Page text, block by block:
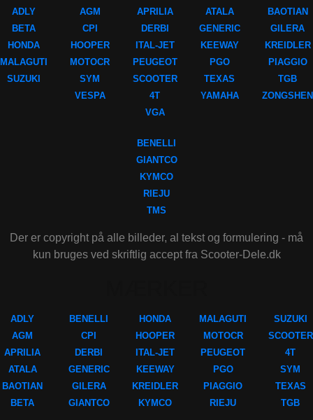
ADLY
BETA
HONDA
MALAGUTI
SUZUKI
AGM
CPI
HOOPER
MOTOCR
SYM
VESPA
APRILIA
DERBI
ITAL-JET
PEUGEOT
SCOOTER
4T
VGA
ATALA
GENERIC
KEEWAY
PGO
TEXAS
YAMAHA
BAOTIAN
GILERA
KREIDLER
PIAGGIO
TGB
ZONGSHEN
BENELLI
GIANTCO
KYMCO
RIEJU
TMS
Der er copyright på alle billeder, al tekst og formulering - må
kun bruges ved skriftlig accept fra Scooter-Dele.dk
ADLY
AGM
APRILIA
ATALA
BAOTIAN
BETA
BENELLI
CPI
DERBI
GENERIC
GILERA
GIANTCO
HONDA
HOOPER
ITAL-JET
KEEWAY
KREIDLER
KYMCO
MALAGUTI
MOTOCR
PEUGEOT
PGO
PIAGGIO
RIEJU
SUZUKI
SCOOTER
4T
SYM
TEXAS
TGB